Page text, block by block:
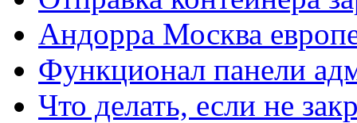
Андорра Москва
Функционал панели
Что делать, если не